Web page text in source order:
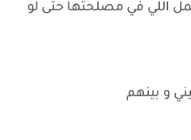
اللي في مصلحتها حتى لو
و بينهم